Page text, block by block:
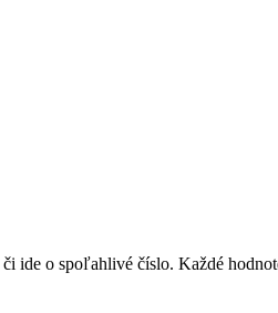
ide o spoľahlivé číslo. Každé